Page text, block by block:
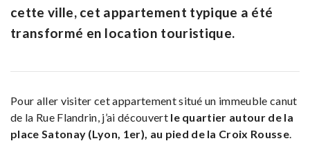
cette ville, cet appartement typique a été
transformé en location touristique.
Pour aller visiter cet appartement situé un immeuble canut
de la Rue Flandrin, j’ai découvert le quartier autour de la
place Satonay (Lyon, 1er), au pied de la Croix Rousse.